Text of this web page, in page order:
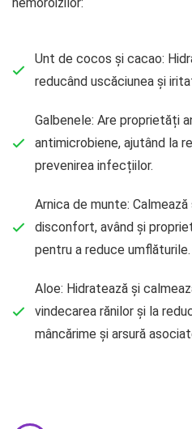
Unt de cocos și cacao:
reducând uscăciunea și
Galbenele: Are proprietăți
antimicrobiene, ajutând la
prevenirea infecțiilor.
Arnica de munte:
disconfort, având și
pentru a reduce umflăturile.
Aloe: Hidratează și
vindecarea rănilor și la
mâncărime și arsură